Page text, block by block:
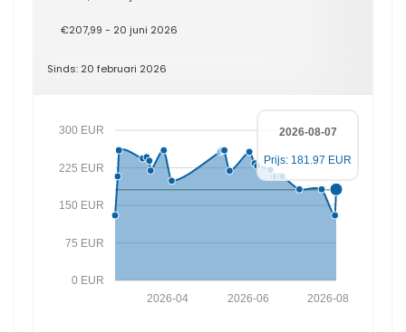
€207,99 - 20 juni 2026
Sinds: 20 februari 2026
0 EUR
75 EUR
150 EUR
225 EUR
300 EUR
2026-08
2026-06
2026-04
2026-08-07
Prijs: 181.97 EUR